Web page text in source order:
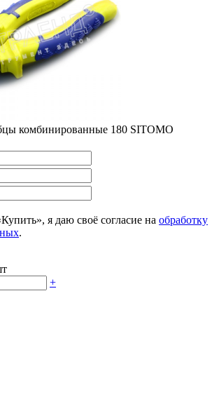
комбинированные 180 SITOMO
я даю своё согласие на обработку
.
+